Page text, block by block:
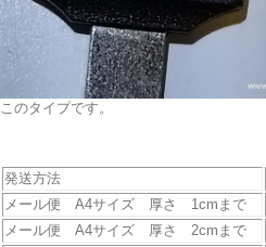
このタイプです。
発送方法
メール便 A4サイズ 厚さ 1cmまで
メール便 A4サイズ 厚さ 2cmまで